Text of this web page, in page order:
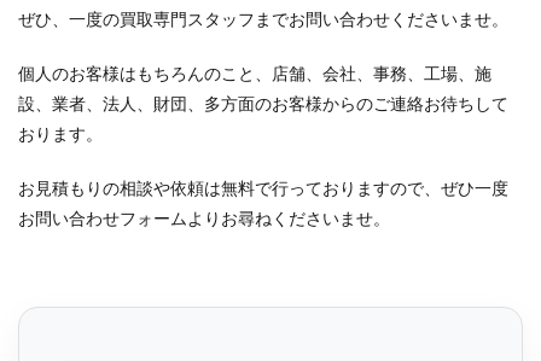
ぜひ、一度の買取専門スタッフまでお問い合わせくださいませ。
個人のお客様はもちろんのこと、店舗、会社、事務、工場、施
設、業者、法人、財団、多方面のお客様からのご連絡お待ちして
おります。
お見積もりの相談や依頼は無料で行っておりますので、ぜひ一度
お問い合わせフォームよりお尋ねくださいませ。